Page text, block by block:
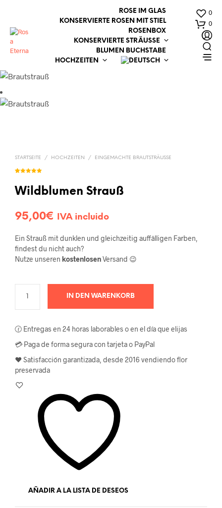
ROSE IM GLAS
KONSERVIERTE ROSEN MIT STIEL
ROSENBOX
KONSERVIERTE STRÄUSSE
BLUMEN BUCHSTABE
HOCHZEITEN
0
0
STARTSEITE / HOCHZEITEN / EINGEMACHTE BRAUTSTRÄUSSE
basierend
auf
Wildblumen Strauß
95,00€ IVA incluido
Ein Strauß mit dunklen und gleichzeitig auffälligen Farben,
findest du nicht auch?
Nutze unseren kostenlosenVersand 😉
IN DEN WARENKORB
🕜 Entregas en 24 horas laborables o en el día que elijas
💳 Paga de forma segura con tarjeta o PayPal
❤️ Satisfacción garantizada, desde 2016 vendiendo flor
preservada
AÑADIR A LA LISTA DE DESEOS